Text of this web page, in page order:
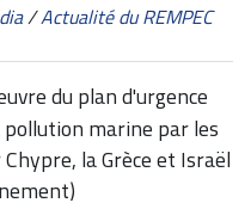
/Actualité du REMPEC
du plan d'urgence
marine par les
la Grèce et Israël